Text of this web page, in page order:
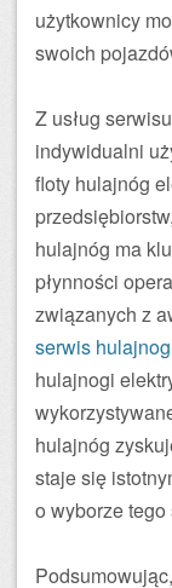
użytkownicy
swoich
Z usług
indywidualni
floty hulajnóg
hulajnóg ma
płynności
związanych z
serwis
hulajnogi
hulajnóg
staje się
o wyborze